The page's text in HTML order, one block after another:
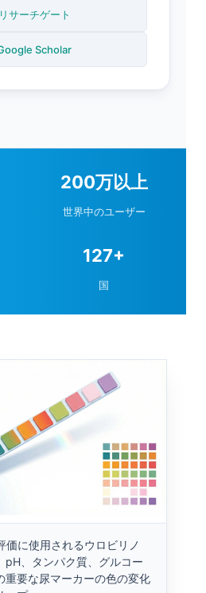
取得し、尿検査法、バイオ
寄稿しています。カンテス
サーチゲート
Scholar
200万以上
世界中のユーザー
127+
国
価に使用されるウロビリノ
pH、タンパク質、グルコー
重要な尿マーカーの色の変化